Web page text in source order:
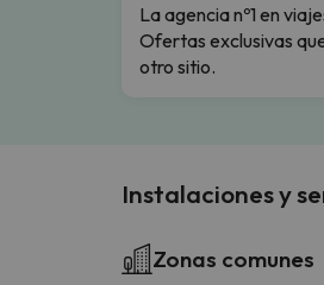
La agencia nº1 en
Ofertas exclusivas
otro sitio.
Instalaciones y
Zonas comunes